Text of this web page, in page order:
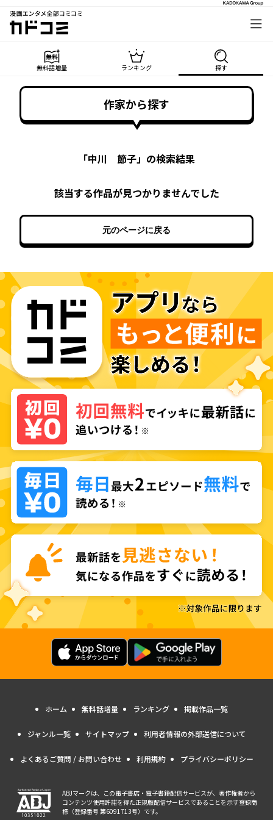
漫画エンタメ全部コミコミ
カドコミ
無料話増量 ランキング 探す
作家から探す
「中川 節子」の検索結果
該当する作品が見つかりませんでした
元のページに戻る
ホーム 無料話増量 ランキング 掲載作品一覧
ジャンル一覧 サイトマップ 利用者情報の外部送信について
よくあるご質問 / お問い合わせ 利用規約 プライバシーポリシー
ABJマークは、この電子書店・電子書籍配信サービスが、著作権者から
コンテンツ使用許諾を得た正規版配信サービスであることを示す登録商
標（登録番号 第6091713号）です。